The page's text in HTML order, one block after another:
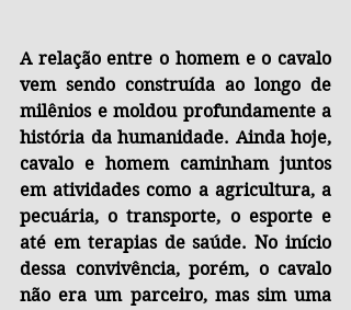
A relação entre o homem e o cavalo
vem sendo construída ao longo de
milênios e moldou profundamente a
história da humanidade. Ainda hoje,
cavalo e homem caminham juntos
em atividades como a agricultura, a
pecuária, o transporte, o esporte e
até em terapias de saúde. No início
dessa convivência, porém, o cavalo
não era um parceiro, mas sim uma